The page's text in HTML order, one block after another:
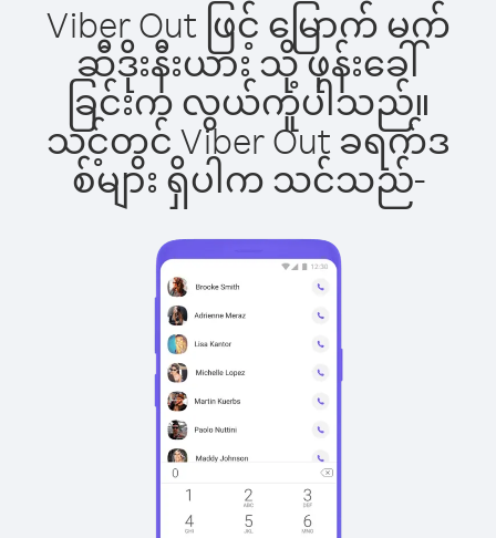
Viber Out ဖြင့် မြောက် မက်
ဆီဒိုးနီးယား သို့ ဖုန်းခေါ်
ခြင်းက လွယ်ကူပါသည်။
သင့်တွင် Viber Out ခရက်ဒ
စ်များ ရှိပါက သင်သည်-